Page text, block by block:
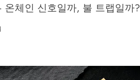
체인 신호일까, 불 트랩일까?